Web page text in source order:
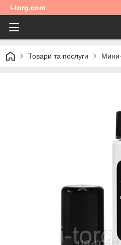
i-torg.com
Товари та послуги